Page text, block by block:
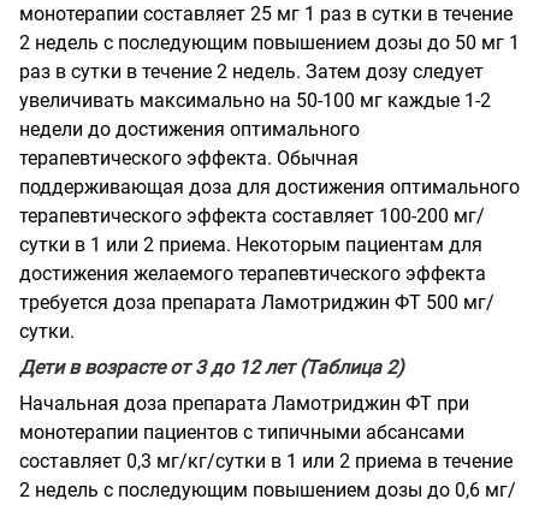
монотерапии составляет 25 мг 1 раз в сутки в течение
2 недель с последующим повышением дозы до 50 мг 1
раз в сутки в течение 2 недель. Затем дозу следует
увеличивать максимально на 50-100 мг каждые 1-2
недели до достижения оптимального
терапевтического эффекта. Обычная
поддерживающая доза для достижения оптимального
терапевтического эффекта составляет 100-200 мг/
сутки в 1 или 2 приема. Некоторым пациентам для
достижения желаемого терапевтического эффекта
требуется доза препарата Ламотриджин ФТ 500 мг/
сутки.
Дети в возрасте от 3 до 12 лет (Таблица 2)
Начальная доза препарата Ламотриджин ФТ при
монотерапии пациентов с типичными абсансами
составляет 0,3 мг/кг/сутки в 1 или 2 приема в течение
2 недель с последующим повышением дозы до 0,6 мг/